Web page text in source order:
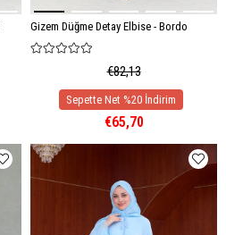
Gizem Düğme Detay Elbise - Bordo
€82,13
€65,70